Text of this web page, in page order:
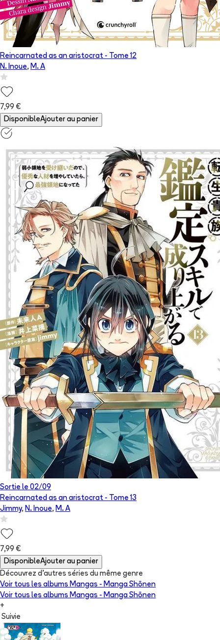
Reincarnated as an aristocrat - Tome 12
N. Inoue, M. A
7,99 €
DisponibleAjouter au panier
Sortie le 02/09
Reincarnated as an aristocrat - Tome 13
Jimmy, N. Inoue, M. A
7,99 €
DisponibleAjouter au panier
Découvrez d'autres séries du même genre
Voir tous les albums Mangas - Manga Shōnen
Voir tous les albums Mangas - Manga Shōnen
+
Suivie